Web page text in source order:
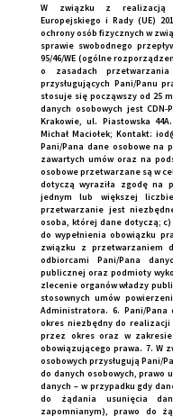
W związku z realizacją
Europejskiego i Rady (UE)
ochrony osób fizycznych w
sprawie swobodnego
95/46/WE (ogólne
o zasadach
przysługujących Pani/Panu
stosuje się począwszy od 25
danych osobowych jest
Krakowie, ul. Piastowska
Michał Maciołek; Kontakt:
Pani/Pana dane osobowe na
zawartych umów oraz na
osobowe przetwarzane są w
dotyczą wyraziła zgodę na
jednym lub większej
przetwarzanie jest
osoba, której dane dotyczą;
do wypełnienia obowiązku
związku z przetwarzaniem
odbiorcami Pani/Pana
publicznej oraz podmioty
zlecenie organów władzy
stosownych umów
Administratora. 6. Pani/Pana
okres niezbędny do
przez okres oraz w
obowiązującego prawa. 7. W
osobowych przysługują Pani/
do danych osobowych, prawo
danych – w przypadku gdy
do żądania usunięcia
zapomnianym), prawo do